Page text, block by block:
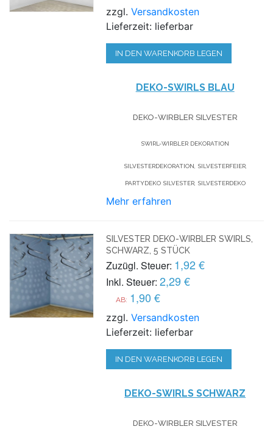
zzgl.Versandkosten
Lieferzeit: lieferbar
IN DEN WARENKORB LEGEN
DEKO-SWIRLS BLAU
DEKO-WIRBLER SILVESTER
SWIRL-WIRBLER DEKORATION
SILVESTERDEKORATION, SILVESTERFEIER,
PARTYDEKO SILVESTER, SILVESTERDEKO
Mehr erfahren
SILVESTER DEKO-WIRBLER SWIRLS,
SCHWARZ, 5 STÜCK
Zuzügl. Steuer: 1,92 €
Inkl. Steuer: 2,29 €
AB: 1,90 €
zzgl.Versandkosten
Lieferzeit: lieferbar
IN DEN WARENKORB LEGEN
DEKO-SWIRLS SCHWARZ
DEKO-WIRBLER SILVESTER